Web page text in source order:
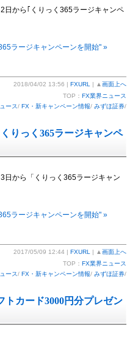
日から｢くりっく365ラージキャンペ
ラージキャンペーンを開始" »
2018/04/02 13:56 | FXURL | ▲ 画面上へ
TOP： FX業界ニュース
ース/ FX・新キャンペーン情報/ みずほ証券/
りっく365ラージキャンペ
日から「くりっく365ラージキャン
ラージキャンペーンを開始" »
2017/05/09 12:44 | FXURL | ▲ 画面上へ
TOP： FX業界ニュース
ース/ FX・新キャンペーン情報/ みずほ証券/
トカード3000円分プレゼン